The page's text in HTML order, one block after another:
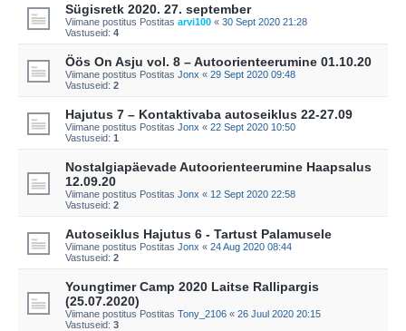
Sügisretk 2020. 27. september
Viimane postitus Postitas arvi100 « 30 Sept 2020 21:28
Vastuseid: 4
Öös On Asju vol. 8 – Autoorienteerumine 01.10.20
Viimane postitus Postitas Jonx « 29 Sept 2020 09:48
Vastuseid: 2
Hajutus 7 – Kontaktivaba autoseiklus 22-27.09
Viimane postitus Postitas Jonx « 22 Sept 2020 10:50
Vastuseid: 1
Nostalgiapäevade Autoorienteerumine Haapsalus
12.09.20
Viimane postitus Postitas Jonx « 12 Sept 2020 22:58
Vastuseid: 2
Autoseiklus Hajutus 6 - Tartust Palamusele
Viimane postitus Postitas Jonx « 24 Aug 2020 08:44
Vastuseid: 2
Youngtimer Camp 2020 Laitse Rallipargis
(25.07.2020)
Viimane postitus Postitas Tony_2106 « 26 Juul 2020 20:15
Vastuseid: 3